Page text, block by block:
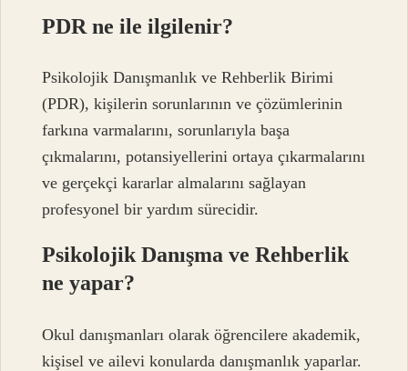
PDR ne ile ilgilenir?
Psikolojik Danışmanlık ve Rehberlik Birimi
(PDR), kişilerin sorunlarının ve çözümlerinin
farkına varmalarını, sorunlarıyla başa
çıkmalarını, potansiyellerini ortaya çıkarmalarını
ve gerçekçi kararlar almalarını sağlayan
profesyonel bir yardım sürecidir.
Psikolojik Danışma ve Rehberlik
ne yapar?
Okul danışmanları olarak öğrencilere akademik,
kişisel ve ailevi konularda danışmanlık yaparlar.